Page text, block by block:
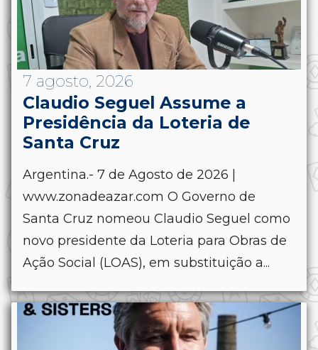
7 agosto, 2026
Claudio Seguel Assume a
Presidência da Loteria de
Santa Cruz
Argentina.- 7 de Agosto de 2026 |
www.zonadeazar.com O Governo de
Santa Cruz nomeou Claudio Seguel como
novo presidente da Loteria para Obras de
Ação Social (LOAS), em substituição a...